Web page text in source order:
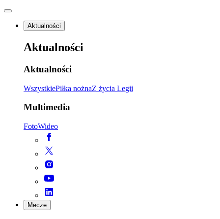
Aktualności
Aktualności
Aktualności
WszystkiePiłka nożnaZ życia Legii
Multimedia
FotoWideo
Mecze